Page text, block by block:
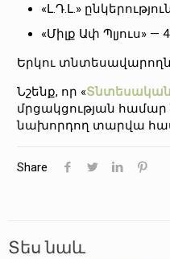
«Լ.Դ.Լ.»
«Միլք Ափ Պլյուս» —
Երկու
Նշենք, որ «Տնտեսական
մրցակցության
նախորդող տարվա
Share
Տես նաև